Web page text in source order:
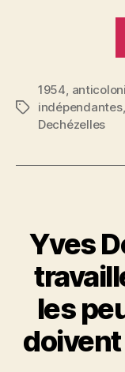
Étiquettes
1954,
indépendantes,
Dechézelles
Yves
les